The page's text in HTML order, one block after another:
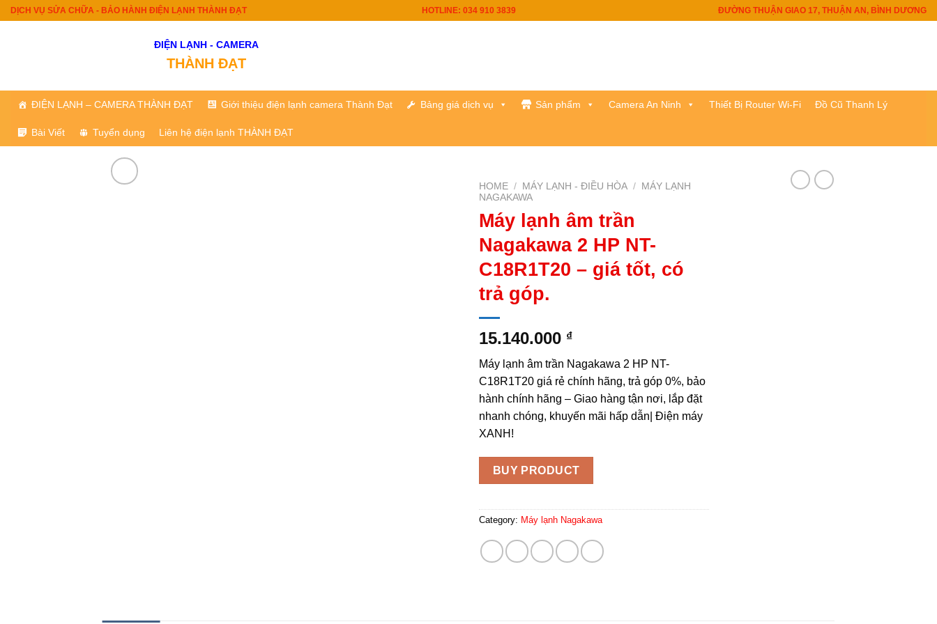
SkipDỊCH VỤ SỬA CHỮA - BẢO HÀNH ĐIỆN LẠNH THÀNH ĐẠT HOTLINE: 034 910 3839 ĐƯỜNG THUẬN GIAO 17, THUẬN AN, BÌNH DƯƠNG
ĐIỆN LẠNH - CAMERA
THÀNH ĐẠT
ĐIỆN LẠNH – CAMERA THÀNH ĐẠT Giới thiệu điện lạnh camera Thành Đạt Bảng giá dịch vụ Sản phẩm Camera An Ninh Thiết Bị Router Wi-Fi Đồ Cũ Thanh Lý
Bài Viết Tuyển dụng Liên hệ điện lạnh THÀNH ĐẠT
HOME / MÁY LẠNH - ĐIỀU HÒA /
MÁY LẠNH
NAGAKAWA
Máy lạnh âm trần
Nagakawa 2 HP NT-
C18R1T20 – giá tốt, có
trả góp.
15.140.000 ₫
Máy lạnh âm trần Nagakawa 2 HP NT-
C18R1T20 giá rẻ chính hãng, trả góp 0%, bảo
hành chính hãng – Giao hàng tận nơi, lắp đặt
nhanh chóng, khuyến mãi hấp dẫn| Điện máy
XANH!
BUY PRODUCT
Category: Máy lạnh Nagakawa